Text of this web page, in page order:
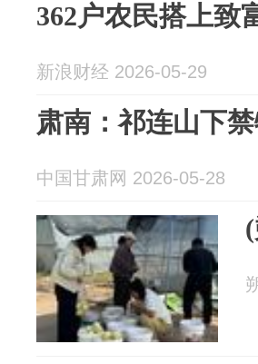
362户农民搭上致
新浪财经 2026-05-29
肃南：祁连山下
中国甘肃网 2026-05-28